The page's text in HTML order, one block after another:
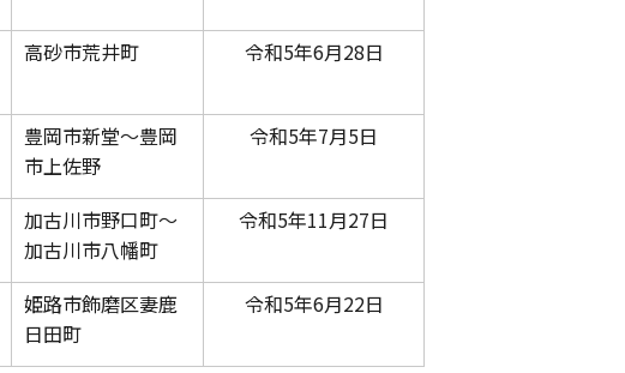
高砂市荒井町 令和5年6月28日
豊岡市新堂～豊岡
市上佐野
令和5年7月5日
加古川市野口町～
加古川市八幡町
令和5年11月27日
姫路市飾磨区妻鹿
日田町
令和5年6月22日